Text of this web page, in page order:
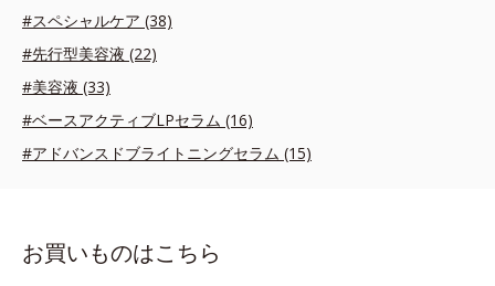
#スペシャルケア (38)
#先行型美容液 (22)
#美容液 (33)
#ベースアクティブLPセラム (16)
#アドバンスドブライトニングセラム (15)
お買いものはこちら